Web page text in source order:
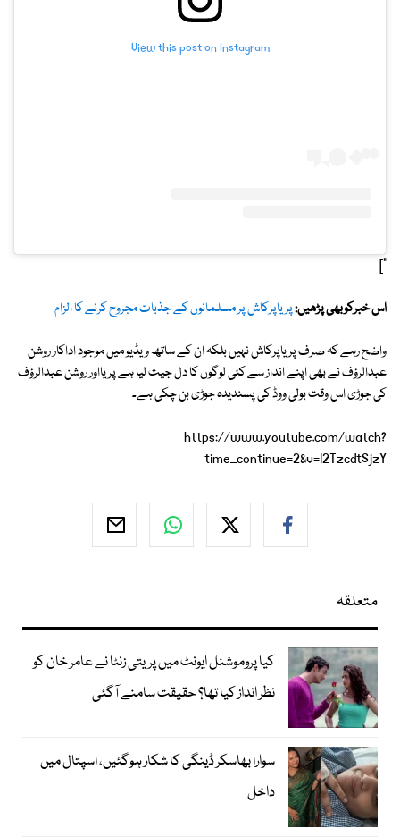
View this post on Instagram
"]
اس خبرکوبھی پڑھیں:پریاپرکاش پر مسلمانوں کے جذبات مجروح کرنے کا الزام
واضح رہے کہ صرف پریاپرکاش نہیں بلکہ ان کے ساتھ ویڈیو میں موجود اداکار روشن
عبدالرؤف نے بھی اپنے انداز سے کئی لوگوں کا دل جیت لیا ہے پریااور روشن عبدالرؤف
کی جوڑی اس وقت بولی ووڈ کی پسندیدہ جوڑی بن چکی ہے۔
https://www.youtube.com/watch?
time_continue=2&v=I2TzcdtSjzY
متعلقہ
کیا پروموشنل ایونٹ میں پریتی زنٹا نے عامر خان کو
نظر انداز کیا تھا؟ حقیقت سامنے آگئی
سوارا بھاسکر ڈینگی کا شکار ہوگئیں، اسپتال میں
داخل